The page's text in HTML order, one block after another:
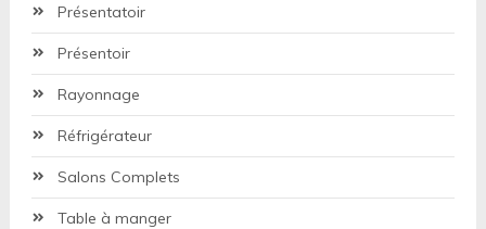
Présentatoir
Présentoir
Rayonnage
Réfrigérateur
Salons Complets
Table à manger